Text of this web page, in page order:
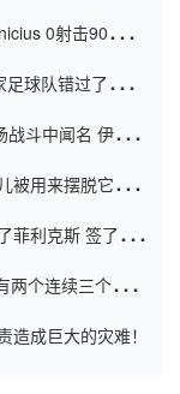
0射击90分钟
球队错过了世界
斗中闻名 伊万放
被用来摆脱它
菲利克斯 签了7年
个连续三个连续
成巨大的灾难！